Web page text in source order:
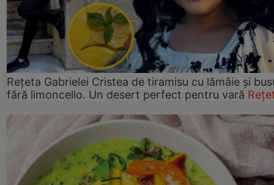
Rețeta Gabrielei Cristea de tiramisu cu lămâie și
fără limoncello. Un desert perfect pentru vară